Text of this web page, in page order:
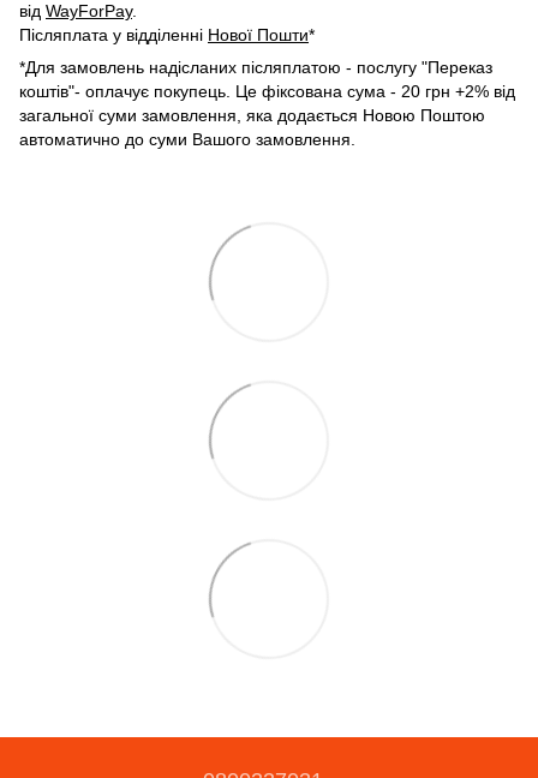
від WayForPay.
Післяплата у відділенні Нової Пошти*
*Для замовлень надісланих післяплатою - послугу "Переказ
коштів"- оплачує покупець. Це фіксована сума - 20 грн +2% від
загальної суми замовлення, яка додається Новою Поштою
автоматично до суми Вашого замовлення.